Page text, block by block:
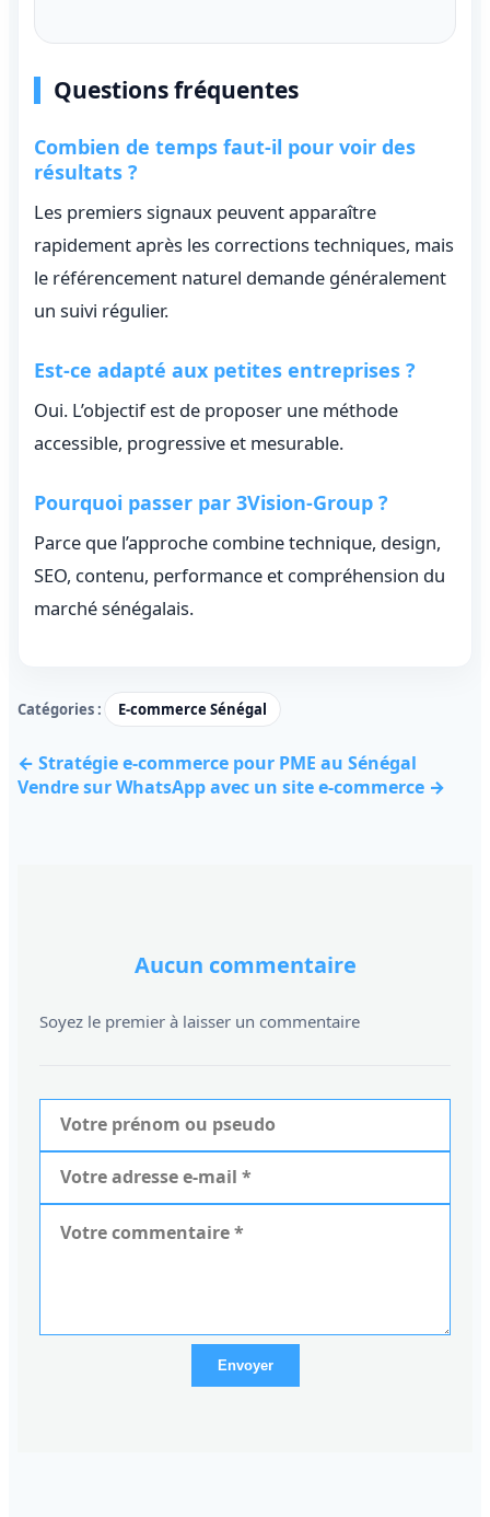
Questions fréquentes
Combien de temps faut-il pour voir des
résultats ?
Les premiers signaux peuvent apparaître
rapidement après les corrections techniques, mais
le référencement naturel demande généralement
un suivi régulier.
Est-ce adapté aux petites entreprises ?
Oui. L’objectif est de proposer une méthode
accessible, progressive et mesurable.
Pourquoi passer par 3Vision-Group ?
Parce que l’approche combine technique, design,
SEO, contenu, performance et compréhension du
marché sénégalais.
Catégories : E-commerce Sénégal
← Stratégie e-commerce pour PME au Sénégal
Vendre sur WhatsApp avec un site e-commerce →
Aucun commentaire
Soyez le premier à laisser un commentaire
Envoyer